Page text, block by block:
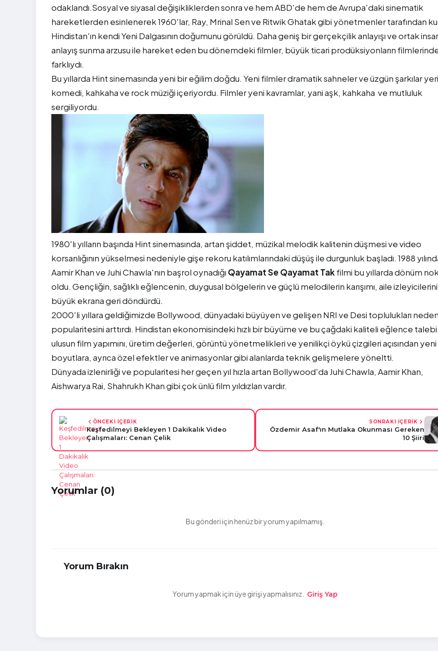
odaklandı.Sosyal ve siyasal değişikliklerden sonra ve hem ABD'de hem de Avrupa'daki sinematik
hareketlerden esinlenerek 1960'lar, Ray, Mrinal Sen ve Ritwik Ghatak gibi yönetmenler tarafından
Hindistan'ın kendi Yeni Dalgasının doğumunu görüldü. Daha geniş bir gerçekçilik anlayışı ve ortak
anlayış sunma arzusu ile hareket eden bu dönemdeki filmler, büyük ticari prodüksiyonların
farklıydı.
Bu yıllarda Hint sinemasında yeni bir eğilim doğdu. Yeni filmler dramatik sahneler ve üzgün şarkılar
komedi, kahkaha ve rock müziği içeriyordu. Filmler yeni kavramlar, yani aşk, kahkaha ve mutluluk
sergiliyordu.
1980'lı yılların başında Hint sinemasında, artan şiddet, müzikal melodik kalitenin düşmesi ve video
korsanlığının yükselmesi nedeniyle gişe rekoru katılımlarındaki düşüş ile durgunluk başladı. 1988
Aamir Khan ve Juhi Chawla'nın başrol oynadığı Qayamat Se Qayamat Takfilmi bu yıllarda dönüm
oldu. Gençliğin, sağlıklı eğlencenin, duygusal bölgelerin ve güçlü melodilerin karışımı, aile izleyicilerini
büyük ekrana geri döndürdü.
2000'li yıllara geldiğimizde Bollywood, dünyadaki büyüyen ve gelişen NRI ve Desi toplulukları
popularitesini arttırdı. Hindistan ekonomisindeki hızlı bir büyüme ve bu çağdaki kaliteli eğlence
ulusun film yapımını, üretim değerleri, görüntü yönetmelikleri ve yenilikçi öykü çizgileri açısından yeni
boyutlara, ayrıca özel efektler ve animasyonlar gibi alanlarda teknik gelişmelere yöneltti.
Dünyada izlenirliği ve popularitesi her geçen yıl hızla artan Bollywood'da Juhi Chawla, Aamir Khan,
Aishwarya Rai, Shahrukh Khan gibi çok ünlü film yıldızları vardır.
ÖNCEKİ İÇERİK
Keşfedilmeyi Bekleyen 1 Dakikalık Video
Çalışmaları: Cenan Çelik
SONRAKİ İÇERİK
Özdemir Asaf'ın Mutlaka Okunması Gereken
10 Şiiri
Yorumlar (0)
Bu gönderi için henüz bir yorum yapılmamış.
Yorum Bırakın
Yorum yapmak için üye girişi yapmalısınız. Giriş Yap